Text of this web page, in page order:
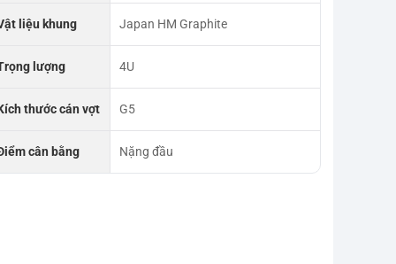
liệu khung Japan HM Graphite
lượng 4U
thước cán vợt G5
cân bằng Nặng đầu